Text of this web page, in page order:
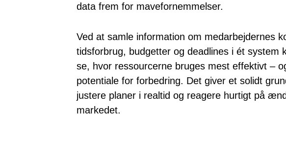
data frem for mavefornemmelser.
Ved at samle information om medarbejdernes
tidsforbrug, budgetter og deadlines i ét system
se, hvor ressourcerne bruges mest effektivt –
potentiale for forbedring. Det giver et solidt
justere planer i realtid og reagere hurtigt på
markedet.